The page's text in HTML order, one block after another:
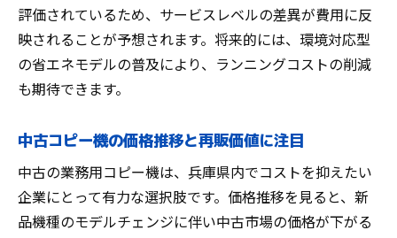
評価されているため、サービスレベルの差異が費用に反
映されることが予想されます。将来的には、環境対応型
の省エネモデルの普及により、ランニングコストの削減
も期待できます。
中古コピー機の価格推移と再販価値に注目
中古の業務用コピー機は、兵庫県内でコストを抑えたい
企業にとって有力な選択肢です。価格推移を見ると、新
品機種のモデルチェンジに伴い中古市場の価格が下がる